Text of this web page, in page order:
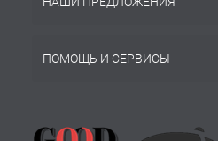
ПОМОЩЬ И СЕРВИСЫ